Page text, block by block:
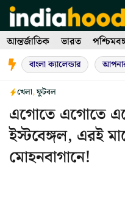
Skip
to
content
আন্তর্জাতিক ভারত
বাংলা ক্যালেন্ডার
খেলা,ফুটবল
এগোতে এগোতে
ইস্টবেঙ্গল, এরই
মোহনবাগানে!